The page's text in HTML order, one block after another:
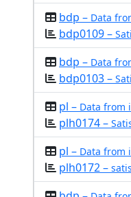
bdp – Data
bdp0109 –
bdp – Data
bdp0103 –
pl – Data from
plh0174 –
pl – Data from
plh0172 –